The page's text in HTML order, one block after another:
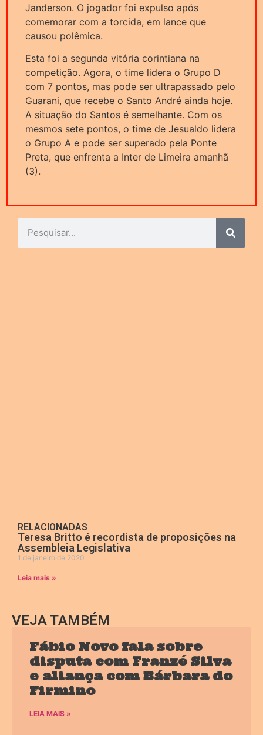
Janderson. O jogador foi expulso após
comemorar com a torcida, em lance que
causou polêmica.
Esta foi a segunda vitória corintiana na
competição. Agora, o time lidera o Grupo D
com 7 pontos, mas pode ser ultrapassado pelo
Guarani, que recebe o Santo André ainda hoje.
A situação do Santos é semelhante. Com os
mesmos sete pontos, o time de Jesualdo lidera
o Grupo A e pode ser superado pela Ponte
Preta, que enfrenta a Inter de Limeira amanhã
(3).
RELACIONADAS
Teresa Britto é recordista de proposições na
Assembleia Legislativa
1 de janeiro de 2020
Leia mais »
VEJA TAMBÉM
Fábio Novo fala sobre
disputa com Franzé Silva
e aliança com Bárbara do
Firmino
LEIA MAIS »